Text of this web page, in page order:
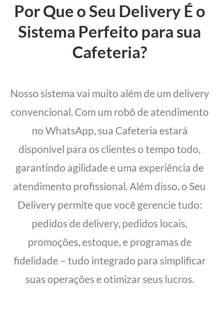
Por Que o Seu Delivery É o
Sistema Perfeito para sua
Cafeteria?
Nosso sistema vai muito além de um delivery
convencional. Com um robô de atendimento
no WhatsApp, sua Cafeteria estará
disponível para os clientes o tempo todo,
garantindo agilidade e uma experiência de
atendimento profissional. Além disso, o Seu
Delivery permite que você gerencie tudo:
pedidos de delivery, pedidos locais,
promoções, estoque, e programas de
fidelidade – tudo integrado para simplificar
suas operações e otimizar seus lucros.